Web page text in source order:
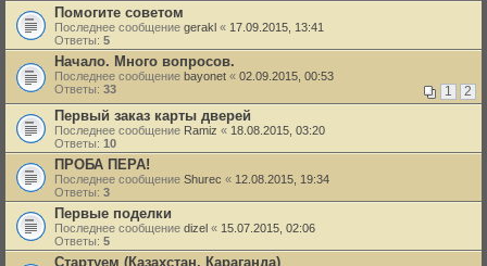
Помогите советом
Последнее сообщение gerakl « 17.09.2015, 13:41
Ответы: 5
Начало. Много вопросов.
Последнее сообщение bayonet « 02.09.2015, 00:53
Ответы: 33 1 2
Первый заказ карты дверей
Последнее сообщение Ramiz « 18.08.2015, 03:20
Ответы: 10
ПРОБА ПЕРА!
Последнее сообщение Shurec « 12.08.2015, 19:34
Ответы: 3
Первые поделки
Последнее сообщение dizel « 15.07.2015, 02:06
Ответы: 5
Стартуем (Казахстан, Караганда)